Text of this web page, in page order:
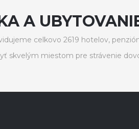
A
celkovo 2619 hotelov,
skvelým miestom pre strávenie